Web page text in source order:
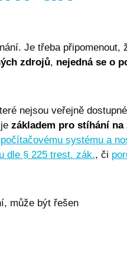
Je třeba připomenout,
zdrojů, nejedná se o
nejsou veřejně
základem pro stíhání na
systému a
dle § 225 trest. zák., či
může být řešen
menu.
1 rok
Sloužící k zapamatování
produktů uživatele.
napsanými pomocí
Microsoft ASP. Struktura
cookie je běžný kořen -
následovaný řadou
Obvykle se používá k
relace uživatele serverem.
vygenerované číslo, jeho